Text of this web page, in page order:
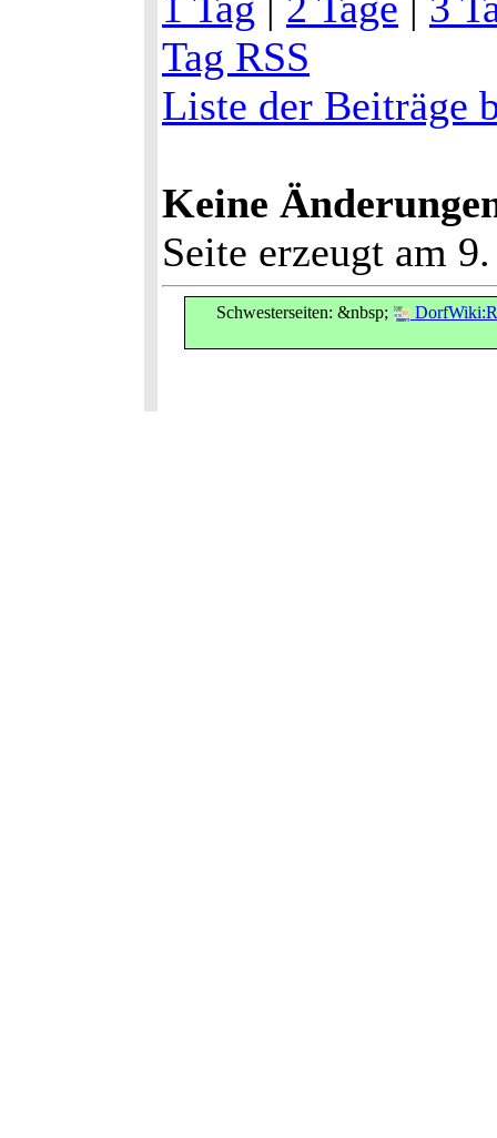
Tag RSS
Liste der Beiträge
Keine
Seite erzeugt am
Schwesterseiten: &nbsp;